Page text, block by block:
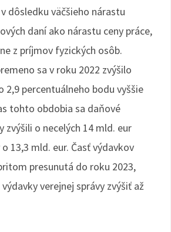
dôsledku väčšieho nárastu
daní ako nárastu ceny práce,
z príjmov fyzických osôb.
sa v roku 2022 zvýšilo
2,9 percentuálneho bodu vyššie
tohto obdobia sa daňové
zvýšili o necelých 14 mld. eur
13,3 mld. eur. Časť výdavkov
presunutá do roku 2023,
verejnej správy zvýšiť až